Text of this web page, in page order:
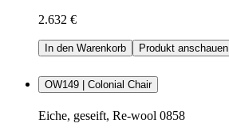
2.632 €
In den Warenkorb Produkt anschauen
OW149 | Colonial Chair
Eiche, geseift, Re-wool 0858